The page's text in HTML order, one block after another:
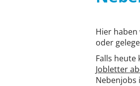
Hier
oder
Falls heute
Jobletter
Nebenjobs